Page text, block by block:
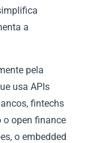
a
pela
usa APIs
fintechs
o open finance
o embedded